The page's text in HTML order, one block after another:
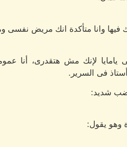
وانا متأكدة انك مريض نفسى
يامايا لإنك مش هتقدرى، أنا
فى السرير.
شديد:
وهو يقول: